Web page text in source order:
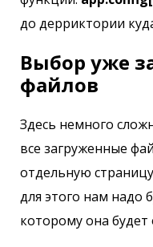
до дерриктории
Выбор уже
файлов
Здесь немного
все загруженные
отдельную
для этого нам надо
которому она будет